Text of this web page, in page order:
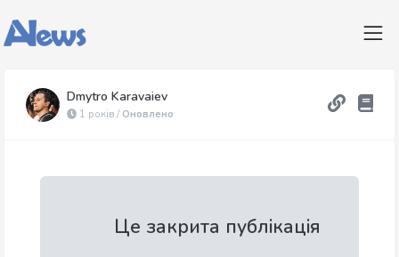
Dmytro Karavaiev
1 років / Оновлено
Це закрита публікація